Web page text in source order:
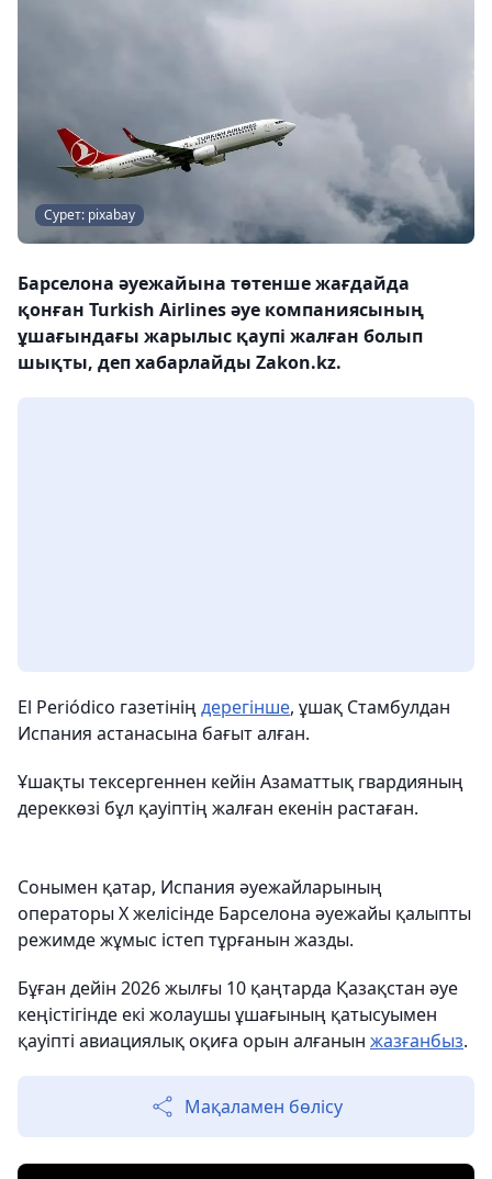
Сурет: pixabay
Барселона әуежайына төтенше жағдайда
қонған Turkish Airlines әуе компаниясының
ұшағындағы жарылыс қаупі жалған болып
шықты, деп хабарлайды Zakon.kz.
El Periódico газетінің дерегінше, ұшақ Стамбулдан
Испания астанасына бағыт алған.
Ұшақты тексергеннен кейін Азаматтық гвардияның
дереккөзі бұл қауіптің жалған екенін растаған.
Сонымен қатар, Испания әуежайларының
операторы X желісінде Барселона әуежайы қалыпты
режимде жұмыс істеп тұрғанын жазды.
Бұған дейін 2026 жылғы 10 қаңтарда Қазақстан әуе
кеңістігінде екі жолаушы ұшағының қатысуымен
қауіпті авиациялық оқиға орын алғанын жазғанбыз.
Мақаламен бөлісу